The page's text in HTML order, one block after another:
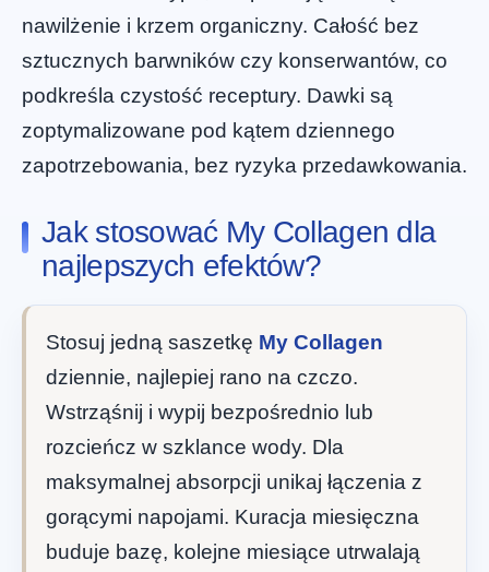
nawilżenie i krzem organiczny. Całość bez
sztucznych barwników czy konserwantów, co
podkreśla czystość receptury. Dawki są
zoptymalizowane pod kątem dziennego
zapotrzebowania, bez ryzyka przedawkowania.
Jak stosować My Collagen dla
najlepszych efektów?
Stosuj jedną saszetkę My Collagen
dziennie, najlepiej rano na czczo.
Wstrząśnij i wypij bezpośrednio lub
rozcieńcz w szklance wody. Dla
maksymalnej absorpcji unikaj łączenia z
gorącymi napojami. Kuracja miesięczna
buduje bazę, kolejne miesiące utrwalają